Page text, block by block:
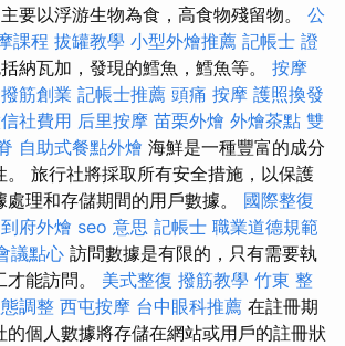
要以浮游生物為食，高食物殘留物。 公
課程 拔罐教學 小型外燴推薦 記帳士 證
納瓦加，發現的鱈魚，鱈魚等。 按摩
撥筋創業 記帳士推薦 頭痛 按摩 護照換發
社費用 后里按摩 苗栗外燴 外燴茶點 雙
自助式餐點外燴 海鮮是一種豐富的成分
。 旅行社將採取所有安全措施，以保護
理和存儲期間的用戶數據。 國際整復
到府外燴 seo 意思 記帳士 職業道德規範
議點心 訪問數據是有限的，只有需要執
能訪問。 美式整復 撥筋教學 竹東 整
調整 西屯按摩 台中眼科推薦 在註冊期
的個人數據將存儲在網站或用戶的註冊狀